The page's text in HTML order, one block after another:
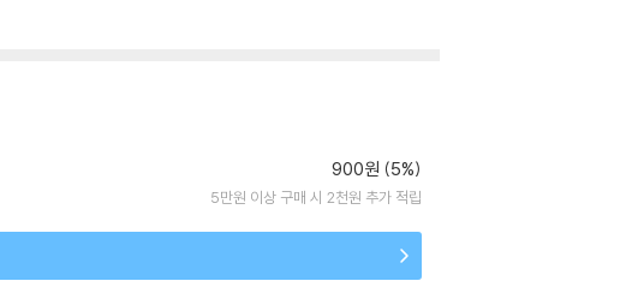
900원 (5%)
5만원 이상 구매 시 2천원 추가 적립